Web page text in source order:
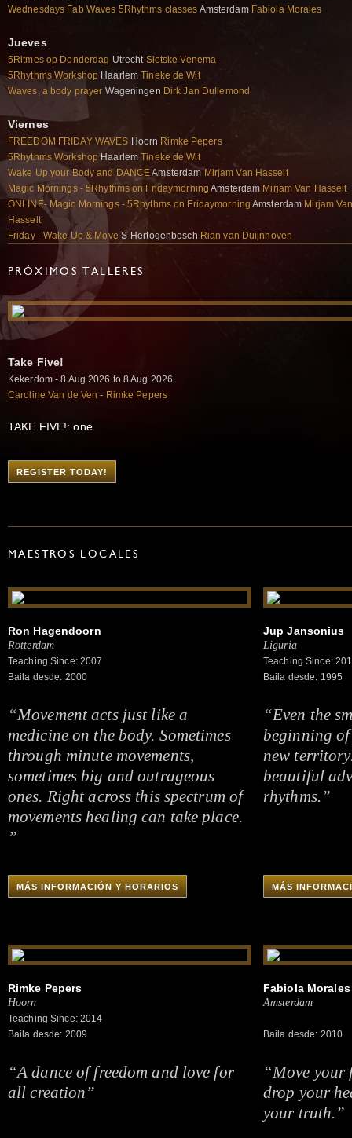
Wednesdays Fab Waves 5Rhythms classes Amsterdam Fabiola Morales
Jueves
5Ritmes op Donderdag Utrecht Sietske Venema
5Rhythms Workshop HaarlemTineke de Wit
Waves, a body prayer Wageningen Dirk Jan Dullemond
Viernes
FREEDOM FRIDAY WAVES Hoorn Rimke Pepers
5Rhythms Workshop HaarlemTineke de Wit
Wake Up your Body and DANCEAmsterdam Mirjam Van Hasselt
Magic Mornings - 5Rhythms on Fridaymorning Amsterdam Mirjam Van Hasselt
ONLINE- Magic Mornings - 5Rhythms on Fridaymorning Amsterdam Mirjam
Hasselt
Friday - Wake Up & Move S-Hertogenbosch Rian van Duijnhoven
PRÓXIMOS TALLERES
Take Five!
Kekerdom - 8 Aug 2026 to 8 Aug 2026
Caroline Van de Ven - Rimke Pepers
TAKE FIVE!: one
REGISTER TODAY!
MAESTROS LOCALES
Ron Hagendoorn
Rotterdam
Teaching Since: 2007
Baila desde: 2000
“Movement acts just like a
medicine on the body. Sometimes
through minute movements,
sometimes big and outrageous
ones. Right across this spectrum of
movements healing can take place.
”
MÁS INFORMACIÓN Y HORARIOS
Jup Jansonius
Liguria
Teaching Since:
Baila desde: 1995
“Even the
beginning
new
beautiful
rhythms.”
MÁS
Rimke Pepers
Hoorn
Teaching Since: 2014
Baila desde: 2009
“A dance of freedom and love for
all creation”
Fabiola Morales
Amsterdam
Baila desde: 2010
“Move your
drop your
your truth.”